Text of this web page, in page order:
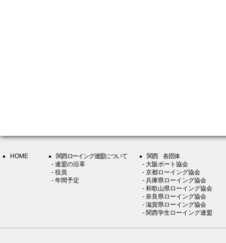
HOME
関西ローイング連盟について
- 連盟の沿革
- 役員
- 年間予定
関西 各団体
- 大阪ボート協会
- 京都ローイング協会
- 兵庫県ローイング協会
- 和歌山県ローイング協会
- 奈良県ローイング協会
- 滋賀県ローイング協会
- 関西学生ローイング連盟